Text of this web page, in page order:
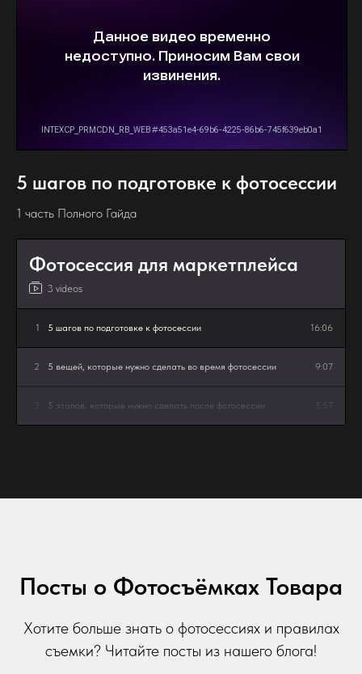
Фотосессия для маркетплейса
3 videos
1 5 шагов по подготовке к фотосессии 16:06
2 5 вещей, которые нужно сделать во время фотосессии 9:07
3 5 этапов, которые нужно сделать после фотосессии 5:57
5 шагов по подготовке к фотосессии
1 часть Полного Гайда
Посты о Фотосъёмках Товара
Хотите больше знать о фотосессиях и правилах
съемки? Читайте посты из нашего блога!